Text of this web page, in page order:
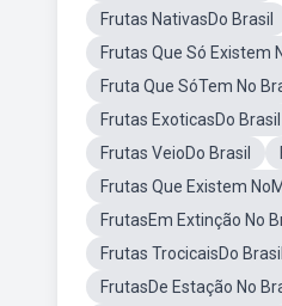
Frutas NativasDo Brasil
Frutas Que Só Existem
Fruta Que SóTem No
Frutas ExoticasDo Brasil
Frutas VeioDo Brasil
Frutas Que Existem
FrutasEm Extinção No
Frutas TrocicaisDo Brasil
FrutasDe Estação No